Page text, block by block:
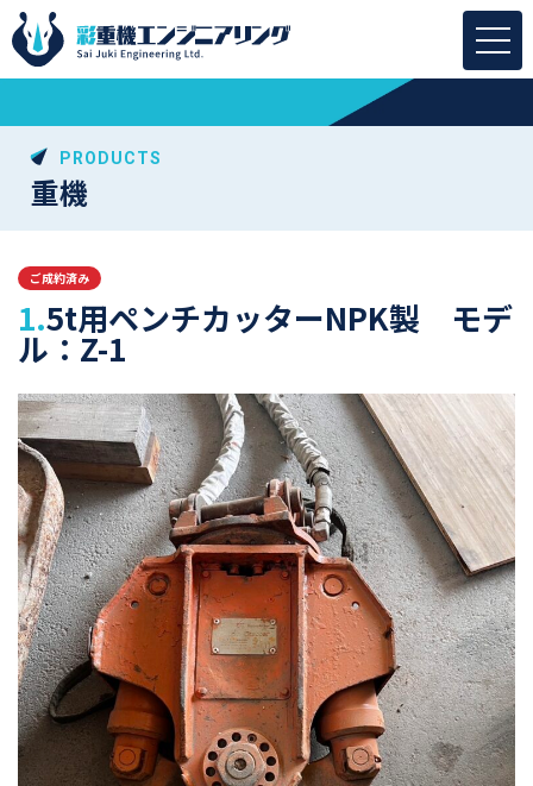
PRODUCTS
重機
ご成約済み
1.5t用ペンチカッターNPK製 モデ
ル：Z-1